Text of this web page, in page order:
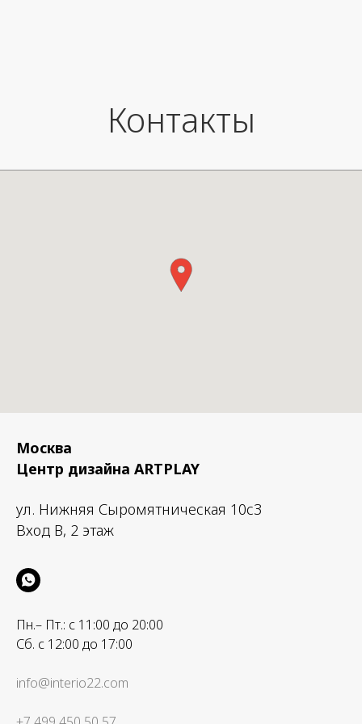
Контакты
Москва
Центр дизайна ARTPLAY
ул. Нижняя Сыромятническая 10с3
Вход B, 2 этаж
Пн.– Пт.: с 11:00 до 20:00
Сб. с 12:00 до 17:00
info@interio22.com